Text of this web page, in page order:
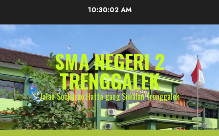
content
10:30:03 AM
SMA NEGERI 2
TRENGGALEK
Jalan Soekarno Hatta gang Siwalan Trenggalek